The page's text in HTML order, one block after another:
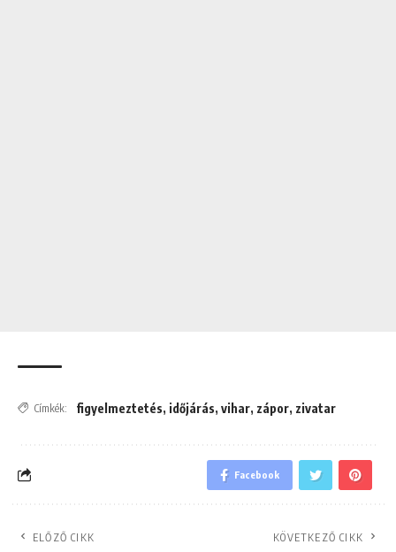
Címkék: figyelmeztetés, időjárás, vihar, zápor, zivatar
Facebook
ELŐZŐ CIKK KÖVETKEZŐ CIKK